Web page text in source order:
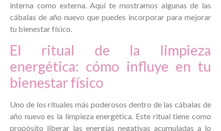
interna como externa. Aquí te mostramos algunas de las
cábalas de año nuevo que puedes incorporar para mejorar
tu bienestar físico.
El ritual de la limpieza
energética: cómo influye en tu
bienestar físico
Uno de los rituales más poderosos dentro de las cábalas de
año nuevo es la limpieza energética. Este ritual tiene como
propósito liberar las energías negativas acumuladas a lo